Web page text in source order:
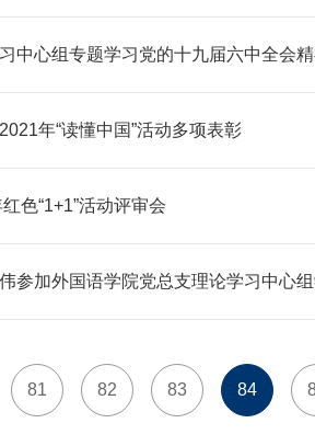
中心组专题学习党的十九届六中全会
年“读懂中国”活动多项表彰​
色“1+1”活动评审会​
参加外国语学院党总支理论学习中心
81 82 83 84